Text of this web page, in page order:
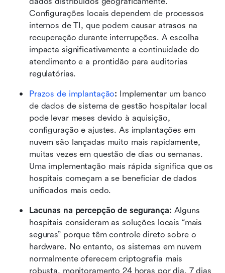
Configurações locais dependem de processos
internos de TI, que podem causar atrasos na
recuperação durante interrupções. A escolha
impacta significativamente a continuidade do
atendimento e a prontidão para auditorias
regulatórias.
Prazos de implantação: Implementar um banco
de dados de sistema de gestão hospitalar local
pode levar meses devido à aquisição,
configuração e ajustes. As implantações em
nuvem são lançadas muito mais rapidamente,
muitas vezes em questão de dias ou semanas.
Uma implementação mais rápida significa que os
hospitais começam a se beneficiar de dados
unificados mais cedo.
Lacunas na percepção de segurança: Alguns
hospitais consideram as soluções locais “mais
seguras” porque têm controle direto sobre o
hardware. No entanto, os sistemas em nuvem
normalmente oferecem criptografia mais
robusta, monitoramento 24 horas por dia, 7 dias